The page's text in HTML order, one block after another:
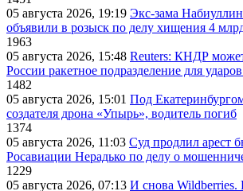
05 августа 2026, 19:19 Экс-зама
объявили в розыск по делу хищения 4
1963
05 августа 2026, 15:48 Reuters: КНДР
России ракетное подразделение для
1482
05 августа 2026, 15:01 Под
создателя дрона «Упырь», водитель погиб
1374
05 августа 2026, 11:03 Суд продлил арест
Росавиации Нерадько по делу о
1229
05 августа 2026, 07:13 И снова Wildberries.